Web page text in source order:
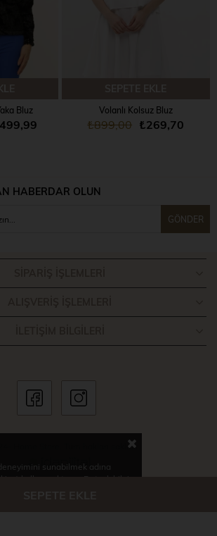
Bluz Volanlı Kolsuz Bluz
₺269,70
₺899,00
HABERDAR OLUN
GÖNDER
Home Store. Tüm hakları saklıdır.
sunabilmek adına
kullanmaktayız. Detaylı bilgi